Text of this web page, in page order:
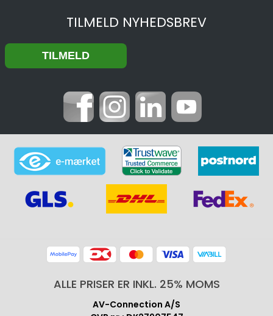
TILMELD NYHEDSBREV
ALLE PRISER ER INKL. 25% MOMS
AV-Connection A/S